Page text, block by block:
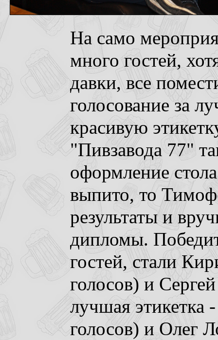
На само
много гостей,
давки, все
голосование за
красивую
"Пивзавода 77"
оформление
выпито, то
результаты и
дипломы.
гостей, стали
голосов) и
лучшая этикетка
голосов) и Олег